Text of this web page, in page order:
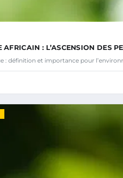
: L’ASCENSION DES
: définition et importance pour